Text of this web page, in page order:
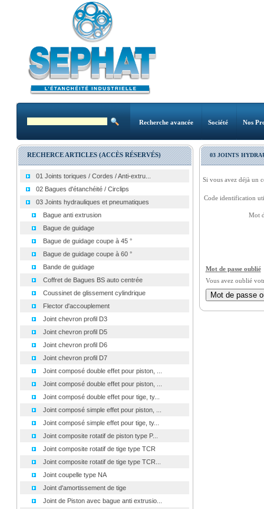
Recherche avancée Société Nos
RECHERCE ARTICLES (ACCÈS RÉSERVÉS)
01 Joints toriques / Cordes / Anti-extru...
02 Bagues d'étanchéité / Circlips
03 Joints hydrauliques et pneumatiques
Bague anti extrusion
Bague de guidage
Bague de guidage coupe à 45 °
Bague de guidage coupe à 60 °
Bande de guidage
Coffret de Bagues BS auto centrée
Coussinet de glissement cylindrique
Flector d'accouplement
Joint chevron profil D3
Joint chevron profil D5
Joint chevron profil D6
Joint chevron profil D7
Joint composé double effet pour piston, ...
Joint composé double effet pour piston, ...
Joint composé double effet pour tige, ty...
Joint composé simple effet pour piston, ...
Joint composé simple effet pour tige, ty...
Joint composite rotatif de piston type P...
Joint composite rotatif de tige type TCR
Joint composite rotatif de tige type TCR...
Joint coupelle type NA
Joint d'amortissement de tige
Joint de Piston avec bague anti extrusio...
03 JOINTS
Si vous avez déjà un
Code identification
Mot
Mot de passe oublié
Vous avez oublié